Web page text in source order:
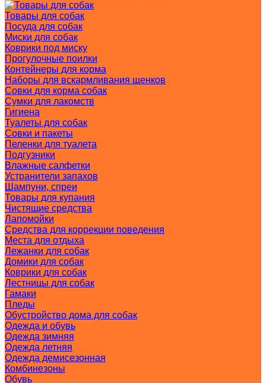
Товары для собак
Посуда для собак
Миски для собак
Коврики под миску
Прогулочные поилки
Контейнеры для корма
Наборы для вскармливания щенков
Совки для корма собак
Сумки для лакомств
Гигиена
Туалеты для собак
Совки и пакеты
Пеленки для туалета
Подгузники
Влажные салфетки
Устранители запахов
Шампуни, спреи
Товары для купания
Чистящие средства
Лапомойки
Средства для коррекции поведения
Места для отдыха
Лежанки для собак
Домики для собак
Коврики для собак
Лестницы для собак
Гамаки
Пледы
Обустройство дома для собак
Одежда и обувь
Одежда зимняя
Одежда летняя
Одежда демисезонная
Комбинезоны
Обувь